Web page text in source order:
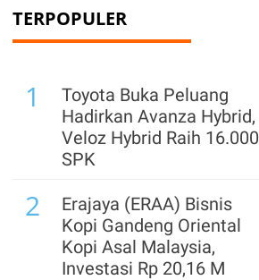
TERPOPULER
1
Toyota Buka Peluang
Hadirkan Avanza Hybrid,
Veloz Hybrid Raih 16.000
SPK
2
Erajaya (ERAA) Bisnis
Kopi Gandeng Oriental
Kopi Asal Malaysia,
Investasi Rp 20,16 M